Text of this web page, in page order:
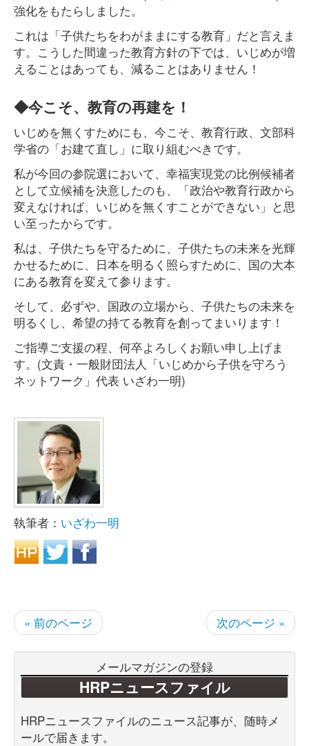
強化をもたらしました。
これは「子供たちをわがままにする教育」だと言えま
す。こうした間違った教育方針の下では、いじめが増
えることはあっても、減ることはありません！
◆今こそ、教育の再建を！
いじめを無くすためにも、今こそ、教育行政、文部科
学省の「お建て直し」に取り組むべきです。
私が今回の参院選において、幸福実現党の比例候補者
として立候補を決意したのも、「政治や教育行政から
変えなければ、いじめを無くすことができない」と思
い至ったからです。
私は、子供たちを守るために、子供たちの未来を光輝
かせるために、日本を明るく照らすために、国の大本
にある教育を変えて参ります。
そして、必ずや、国政の立場から、子供たちの未来を
明るくし、希望の持てる教育を創ってまいります！
ご指導ご支援の程、何卒よろしくお願い申し上げま
す。(文責・一般財団法人「いじめから子供を守ろう
ネットワーク」代表 いざわ一明)
執筆者： いざわ一明
« 前のページ 次のページ »
メールマガジンの登録
HRPニュースファイル
HRPニュースファイルのニュース記事が、随時メ
ールで届きます。